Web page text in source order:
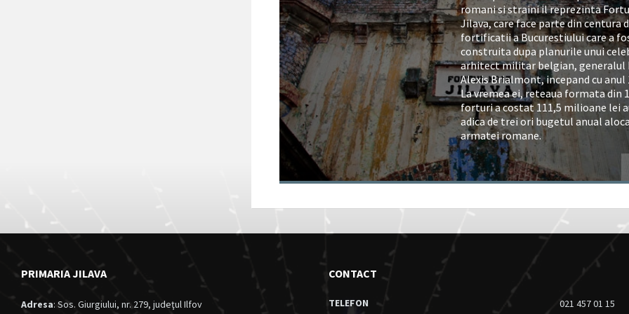
romani si straini il reprezinta
Jilava, care face parte din centura
fortificatii a Bucurestiului care a
construita dupa planurile unui
arhitect militar belgian, generalul
Alexis Brialmont, incepand cu anul
La vremea ei, reteaua formata din
forturi a costat 111,5 milioane lei
adica de trei ori bugetul anual
armatei romane.
PRIMARIA JILAVA
Adresa: Sos. Giurgiului, nr. 279, judeţul Ilfov
CONTACT
TELEFON 021 457 01 15